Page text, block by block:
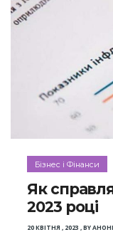
Бізнес і Фінанси
Як
2023 році
20 КВІТНЯ , 2023 ,BY